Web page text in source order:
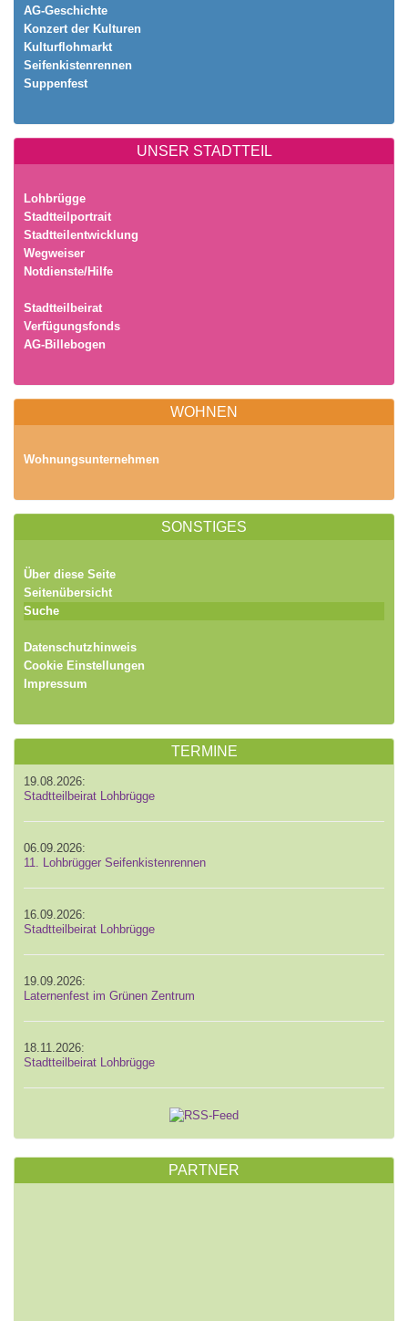
AG-Geschichte
Konzert der Kulturen
Kulturflohmarkt
Seifenkistenrennen
Suppenfest
UNSER STADTTEIL
Lohbrügge
Stadtteilportrait
Stadtteilentwicklung
Wegweiser
Notdienste/Hilfe
Stadtteilbeirat
Verfügungsfonds
AG-Billebogen
WOHNEN
Wohnungsunternehmen
SONSTIGES
Über diese Seite
Seitenübersicht
Suche
Datenschutzhinweis
Cookie Einstellungen
Impressum
TERMINE
19.08.2026:
Stadtteilbeirat Lohbrügge
06.09.2026:
11. Lohbrügger Seifenkistenrennen
16.09.2026:
Stadtteilbeirat Lohbrügge
19.09.2026:
Laternenfest im Grünen Zentrum
18.11.2026:
Stadtteilbeirat Lohbrügge
PARTNER